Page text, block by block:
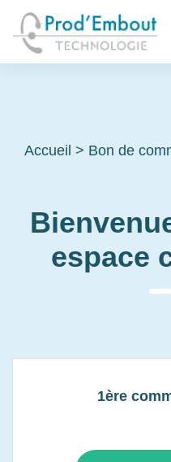
Accueil > Bon de
espace
1ère